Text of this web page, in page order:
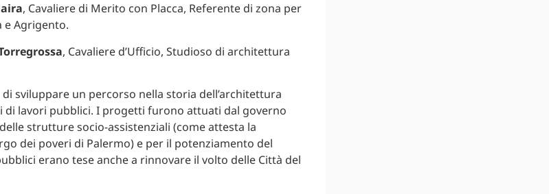
, Cavaliere di Merito con Placca, Referente di zona per
e Agrigento.
, Cavaliere d’Ufficio, Studioso di architettura
sviluppare un percorso nella storia dell’architettura
di lavori pubblici. I progetti furono attuati dal governo
strutture socio-assistenziali (come attesta la
dei poveri di Palermo) e per il potenziamento del
erano tese anche a rinnovare il volto delle Città del